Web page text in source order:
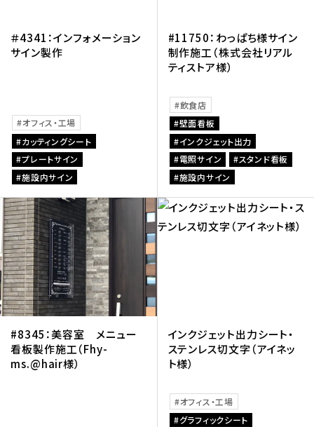
＃4341：インフォメーション
サイン製作
オフィス・工場
カッティングシート
プレートサイン
施設内サイン
#11750：わっぱち様サイン
制作施工（株式会社リアル
ティストア様）
飲食店
壁面看板
インクジェット出力
電照サイン
スタンド看板
施設内サイン
#8345：美容室 メニュー
看板製作施工（Fhy-
ms.@hair様）
インクジェット出力シート・
ステンレス切文字（アイネッ
ト様）
オフィス・工場
グラフィックシート